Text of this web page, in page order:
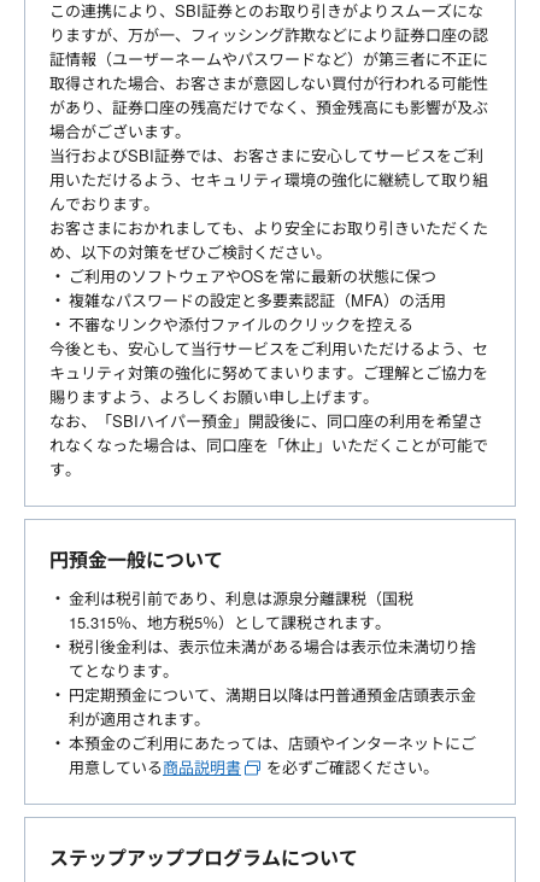
この連携により、SBI証券とのお取り引きがよりスムーズにな
りますが、万が一、フィッシング詐欺などにより証券口座の認
証情報（ユーザーネームやパスワードなど）が第三者に不正に
取得された場合、お客さまが意図しない買付が行われる可能性
があり、証券口座の残高だけでなく、預金残高にも影響が及ぶ
場合がございます。
当行およびSBI証券では、お客さまに安心してサービスをご利
用いただけるよう、セキュリティ環境の強化に継続して取り組
んでおります。
お客さまにおかれましても、より安全にお取り引きいただくた
め、以下の対策をぜひご検討ください。
ご利用のソフトウェアやOSを常に最新の状態に保つ
複雑なパスワードの設定と多要素認証（MFA）の活用
不審なリンクや添付ファイルのクリックを控える
今後とも、安心して当行サービスをご利用いただけるよう、セ
キュリティ対策の強化に努めてまいります。ご理解とご協力を
賜りますよう、よろしくお願い申し上げます。
なお、「SBIハイパー預金」開設後に、同口座の利用を希望さ
れなくなった場合は、同口座を「休止」いただくことが可能で
す。
円預金一般について
金利は税引前であり、利息は源泉分離課税（国税
15.315％、地方税5％）として課税されます。
税引後金利は、表示位未満がある場合は表示位未満切り捨
てとなります。
円定期預金について、満期日以降は円普通預金店頭表示金
利が適用されます。
本預金のご利用にあたっては、店頭やインターネットにご
用意している商品説明書 を必ずご確認ください。
ステップアッププログラムについて